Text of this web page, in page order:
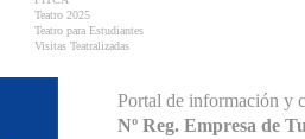
Teatro 2025
Teatro para Estudiantes
Visitas Teatralizadas
Portal de información y
Nº Reg. Empresa de